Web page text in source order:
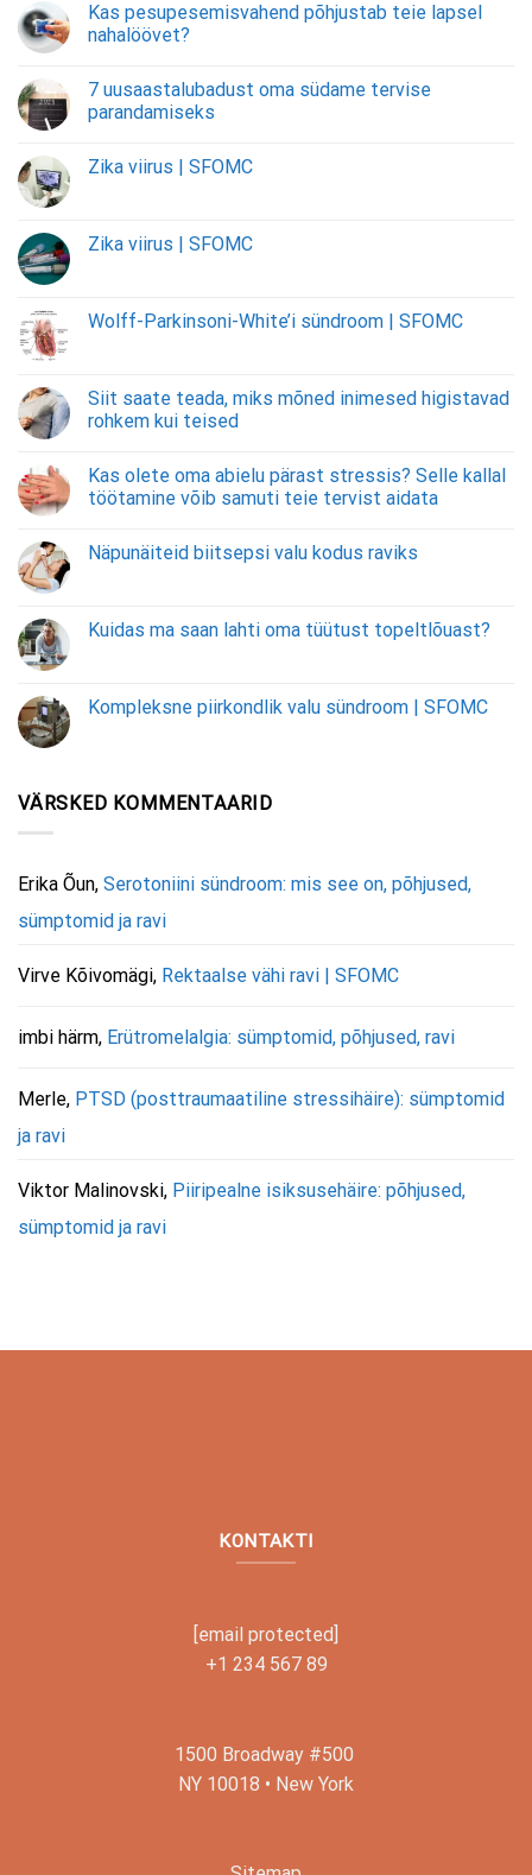
Kas pesupesemisvahend põhjustab teie lapsel
nahalöövet?
7 uusaastalubadust oma südame tervise
parandamiseks
Zika viirus | SFOMC
Zika viirus | SFOMC
Wolff-Parkinsoni-White’i sündroom | SFOMC
Siit saate teada, miks mõned inimesed higistavad
rohkem kui teised
Kas olete oma abielu pärast stressis? Selle kallal
töötamine võib samuti teie tervist aidata
Näpunäiteid biitsepsi valu kodus raviks
Kuidas ma saan lahti oma tüütust topeltlõuast?
Kompleksne piirkondlik valu sündroom | SFOMC
VÄRSKED KOMMENTAARID
Erika Õun, Serotoniini sündroom: mis see on, põhjused,
sümptomid ja ravi
Virve Kõivomägi, Rektaalse vähi ravi | SFOMC
imbi härm, Erütromelalgia: sümptomid, põhjused, ravi
Merle, PTSD (posttraumaatiline stressihäire): sümptomid
ja ravi
Viktor Malinovski, Piiripealne isiksusehäire: põhjused,
sümptomid ja ravi
KONTAKTI
[email protected]
+1 234 567 89
1500 Broadway #500
NY 10018 • New York